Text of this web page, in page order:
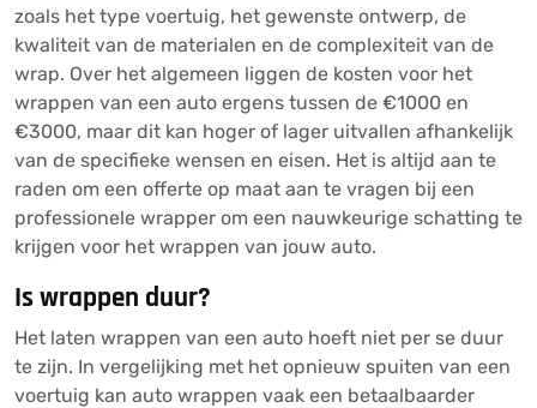
zoals het type voertuig, het gewenste ontwerp, de
kwaliteit van de materialen en de complexiteit van de
wrap. Over het algemeen liggen de kosten voor het
wrappen van een auto ergens tussen de €1000 en
€3000, maar dit kan hoger of lager uitvallen afhankelijk
van de specifieke wensen en eisen. Het is altijd aan te
raden om een offerte op maat aan te vragen bij een
professionele wrapper om een nauwkeurige schatting te
krijgen voor het wrappen van jouw auto.
Is wrappen duur?
Het laten wrappen van een auto hoeft niet per se duur
te zijn. In vergelijking met het opnieuw spuiten van een
voertuig kan auto wrappen vaak een betaalbaarder